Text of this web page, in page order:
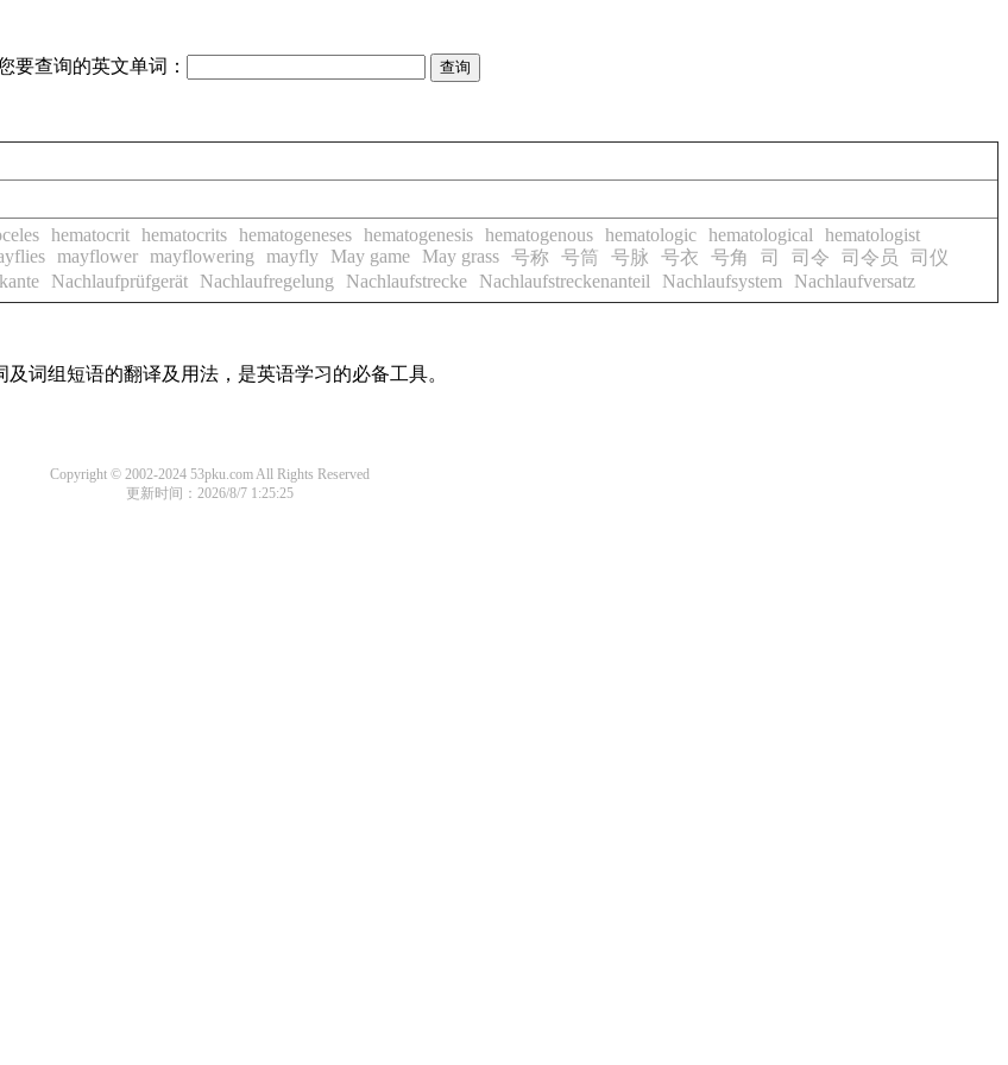
要查询的英文单词：
hematocrit hematocrits hematogeneses hematogenesis hematogenous hematologic hematological
hematologist
mayflower mayflowering mayfly May game May grass 号称 号筒 号脉 号衣 号角 司 司令 司令员
司仪
Nachlaufprüfgerät Nachlaufregelung Nachlaufstrecke Nachlaufstreckenanteil Nachlaufsystem Nachlaufversatz
词组短语的翻译及用法，是英语学习的必备工具。
Copyright © 2002-2024 53pku.com All Rights Reserved
更新时间：2026/8/7 1:25:25